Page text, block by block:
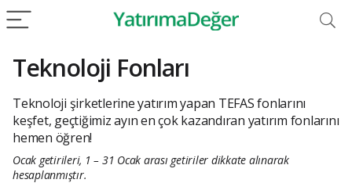
Teknoloji Fonları
Teknoloji şirketlerine yatırım yapan TEFAS fonlarını
keşfet, geçtiğimiz ayın en çok kazandıran yatırım fonlarını
hemen öğren!
Ocak getirileri, 1 – 31 Ocak arası getiriler dikkate alınarak
hesaplanmıştır.